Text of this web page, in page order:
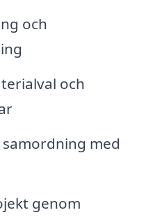
och
och
med
genom